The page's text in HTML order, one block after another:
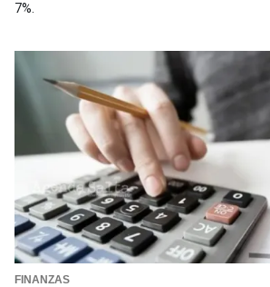
7%.
FINANZAS